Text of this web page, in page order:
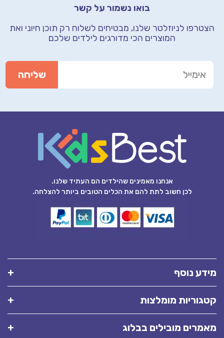
בואו נשמור על קשר
הצטרפו לניוזלטר שלנו, מבטיחים לשלוח רק תוכן חיוני ואת
המוצרים הכי מדורגים לילדים שלכם
אנחנו מאמינים שהילדים הם העתיד שלנו.
לכן חשוב לתת להם את הכלים הטובים ביותר להצלחה.
מידע נוסף
קטגוריות מומלצות
מאמרים מובילים בבלוג